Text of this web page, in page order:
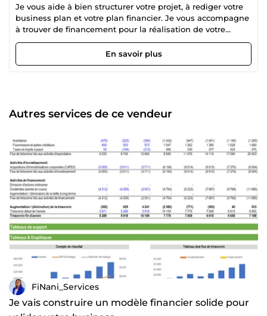
Je vous aide à bien structurer votre projet, à rediger votre
business plan et votre plan financier. Je vous accompagne
à trouver de financement pour la réalisation de votre
projet.
En savoir plus
Autres services de ce vendeur
FiNani_Services
Je vais construire un modèle financier solide pour